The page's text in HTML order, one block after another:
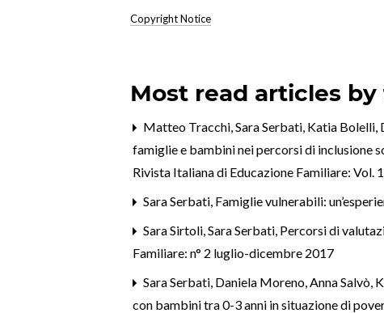
Copyright Notice
Most read articles
Matteo Tracchi, Sara Serbati, Katia
famiglie e bambini nei percorsi di inclusione
Rivista Italiana di Educazione Familiare:
Sara Serbati, Famiglie vulnerabili:
Sara Sirtoli, Sara Serbati, Percorsi di
Familiare: n° 2 luglio-dicembre 2017
Sara Serbati, Daniela Moreno, Anna Salvò,
con bambini tra 0-3 anni in situazione di